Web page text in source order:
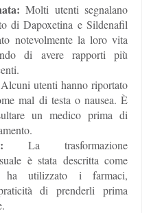
Molti utenti segnalano
di Dapoxetina e Sildenafil
notevolmente la loro vita
di avere rapporti più
Alcuni utenti hanno riportato
mal di testa o nausea. È
un medico prima di
La trasformazione
è stata descritta come
utilizzato i farmaci,
di prenderli prima